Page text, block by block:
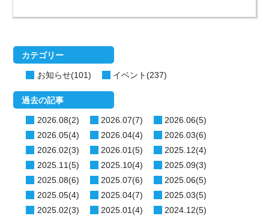
カテゴリー
お知らせ(101) イベント(237)
過去の記事
2026.08(2) 2026.07(7)
2026.06(5)
2026.05(4)
2026.04(4)
2026.03(6)
2026.02(3)
2026.01(5)
2025.12(4)
2025.11(5)
2025.10(4)
2025.09(3)
2025.08(6)
2025.07(6)
2025.06(5)
2025.05(4)
2025.04(7)
2025.03(5)
2025.02(3)
2025.01(4)
2024.12(5)